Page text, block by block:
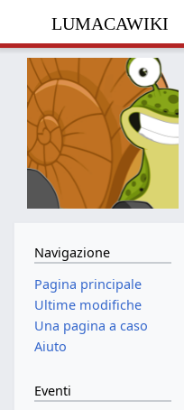
lumacawiki
Navigazione
Pagina principale
Ultime modifiche
Una pagina a caso
Aiuto
Eventi